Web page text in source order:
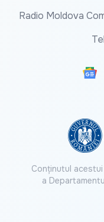
Radio Moldova
Conținutul
a